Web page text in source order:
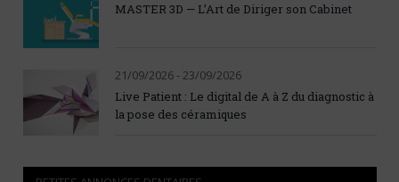
MASTER 3D — L’Art de Diriger son Cabinet
21/09/2026 - 23/09/2026
Live Patient : Le digital de A à Z du diagnostic à
la pose des céramiques